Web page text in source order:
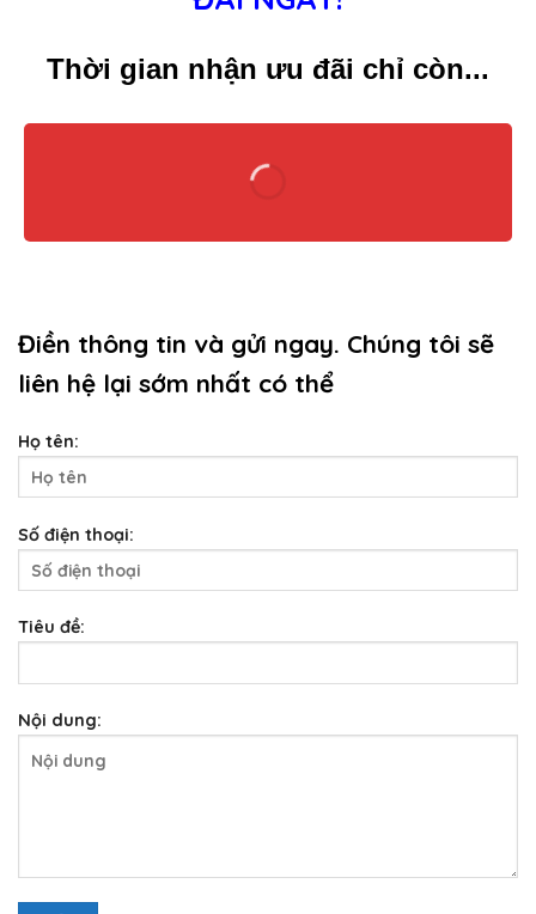
Thời gian nhận ưu đãi chỉ còn...
Điền thông tin và gửi ngay. Chúng tôi sẽ
liên hệ lại sớm nhất có thể
Họ tên:
Số điện thoại:
Tiêu đề:
Nội dung: